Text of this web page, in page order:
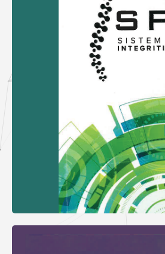
Dan Governans